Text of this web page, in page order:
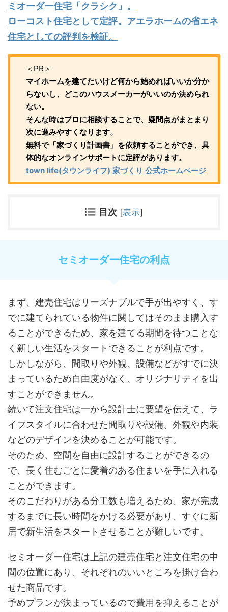
ミオーダー住宅「クラシク」。
ローコスト住宅として定評。アエラホームの省エネ
住宅としての評判を検証。
＜PR＞
マイホームを建てたいけど何から始めればいいか分か
らないし、どこのハウスメーカーがいいのか決められ
ない。
そんな時はプロに相談することで、疑問点がまとまり
次に進みやすくなります。
無料で「家づくり計画書」を依頼することができ、具
体的なオンラインサポートに定評があります。
town life(タウンライフ) 家づくり 公式ホームページ
目次 [表示]
セミオーダー住宅の利点
まず、建売住宅はリーズナブルで手が出やすく、す
でに建てられている物件に関してはそのまま購入す
ることができるため、家を建てる期間を待つことな
く新しい生活をスタートできることが利点です。
しかしながら、間取りや外観、設備などがすでに決
まっているため自由度がなく、オリジナリティを出
すことができません。
続いて注文住宅は一から設計士に要望を伝えて、ラ
イフスタイルに合わせた間取りや設備、外観や内装
などのデザインを決めることが可能です。
そのため、空間を自由に設計することができるの
で、長く住むごとに愛着のある住まいを手に入れる
ことができます。
そのこだわりがある分工数も増えるため、家が完成
するまでに長い時間をかける必要があり、すぐに新
居で新生活をスタートさせることが難しいです。
セミオーダー住宅は上記の建売住宅と注文住宅の中
間の位置にあり、それぞれのいいところを掛け合わ
せた商品です。
予めプランが決まっているので費用を抑えることが